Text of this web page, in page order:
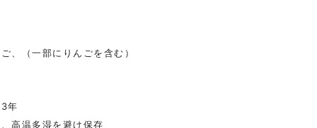
、（一部にりんごを含む）
年
高温多湿を避け保存